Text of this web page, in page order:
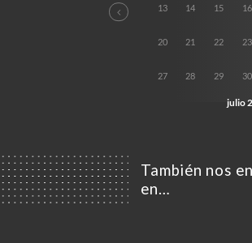
También nos
en…